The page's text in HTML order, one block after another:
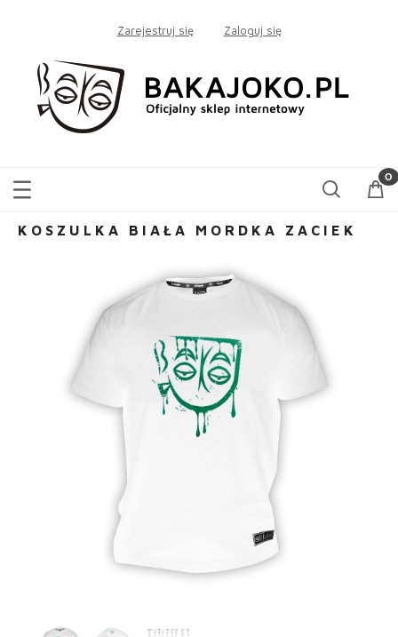
Zarejestruj się Zaloguj się
KOSZULKA BIAŁA MORDKA ZACIEK